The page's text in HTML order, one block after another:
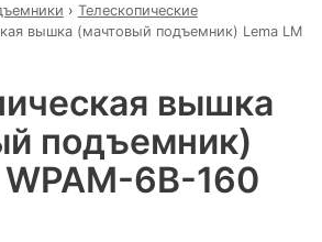
› Телескопические
вышка (мачтовый подъемник) Lema LM
вышка
подъемник)
6B-160